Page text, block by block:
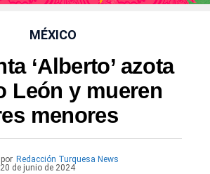
MÉXICO
‘Alberto’ azota
León y mueren
menores
Redacción Turquesa News
de junio de 2024